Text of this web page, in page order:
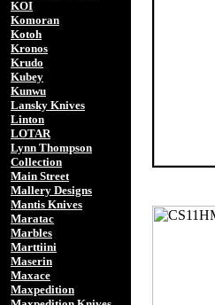
KOI
Komoran
Kotoh
Kronos
Krudo
Kubey
Kunwu
Lansky Knives
Linton
LOTAR
Lynn Thompson
Collection
Main Street
Mallery Designs
Mantis Knives
Maratac
Marbles
Marttiini
Maserin
Maxace
Maxpedition